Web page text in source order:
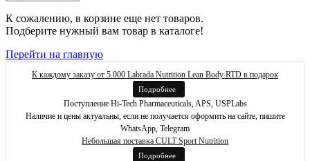
К сожалению, в корзине еще нет товаров.
Подберите нужный вам товар в каталоге!
Перейти на главную
К каждому заказу от 5.000 Labrada Nutrition Lean Body RTD в подарок
Подробнее
Поступление Hi-Tech Pharmaceuticals, APS, USPLabs
Наличие и цены актуальны, если не получается оформить на сайте, пишите
WhatsApp, Telegram
Небольшая поставка CULT Sport Nutrition
Подробнее